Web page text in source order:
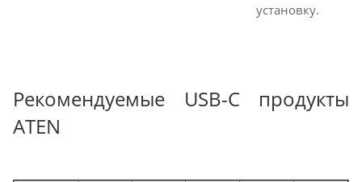
установку.
Рекомендуемые USB-C продукты
ATEN